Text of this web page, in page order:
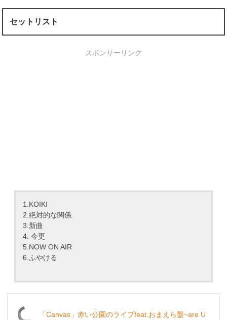
セットリスト
スポンサーリンク
1.KOIKI
2.絶対的な関係
3.新曲
4. 今更
5.NOW ON AIR
6.ふやける
「Canvas」赤い公園のライブfeat.おまえら盤~are U